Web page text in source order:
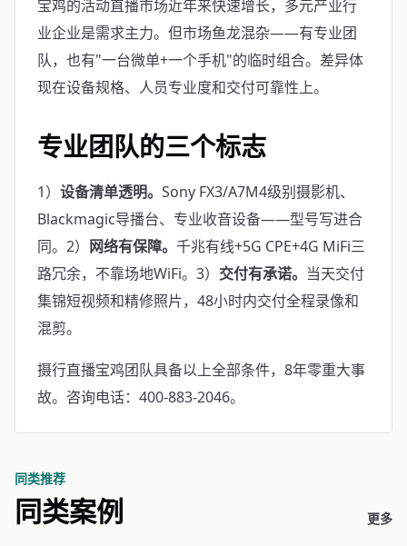
宝鸡的活动直播市场近年来快速增长，多元产业行
业企业是需求主力。但市场鱼龙混杂——有专业团
队，也有"一台微单+一个手机"的临时组合。差异体
现在设备规格、人员专业度和交付可靠性上。
专业团队的三个标志
1） 设备清单透明。 Sony FX3/A7M4级别摄影机、
Blackmagic导播台、专业收音设备——型号写进合
同。2） 网络有保障。 千兆有线+5G CPE+4G MiFi三
路冗余，不靠场地WiFi。3） 交付有承诺。 当天交付
集锦短视频和精修照片，48小时内交付全程录像和
混剪。
摄行直播宝鸡团队具备以上全部条件，8年零重大事
故。咨询电话：400-883-2046。
同类推荐
同类案例 更多